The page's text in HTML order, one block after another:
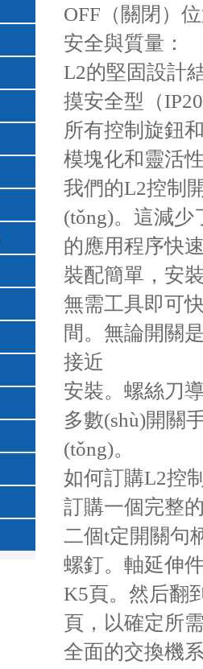
OFF（關閉）
安全與質量：
L2的堅固設計
摸安全型（
所有控制旋鈕
模塊化和靈活
我們的L2控制
(tǒng)。這減
的應用程序快
裝配簡單，安
無需工具即可
間。無論開關
接近
安裝。螺絲刀
多數(shù)開關
(tǒng)。
如何訂購L2控
訂購一個完整
二個t定開關句
螺釘。軸延伸
K5頁。然后翻
頁，以確定所
全面的交換機